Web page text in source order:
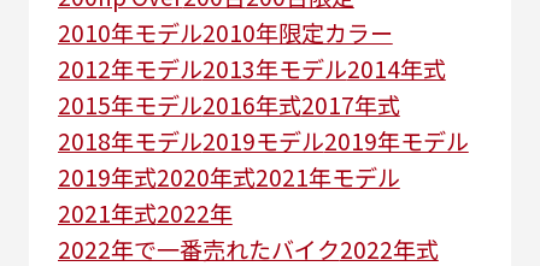
2010年モデル2010年限定カラー
2012年モデル2013年モデル2014年式
2015年モデル2016年式2017年式
2018年モデル2019モデル2019年モデル
2019年式2020年式2021年モデル
2021年式2022年
2022年で一番売れたバイク2022年式